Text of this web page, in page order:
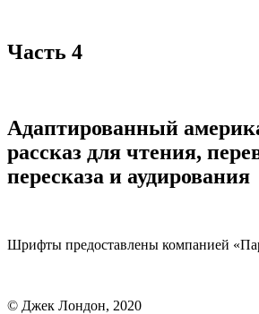
Часть 4
Адаптированный
рассказ для чтения,
пересказа и аудирования
Шрифты предоставлены компанией
© Джек Лондон, 2020